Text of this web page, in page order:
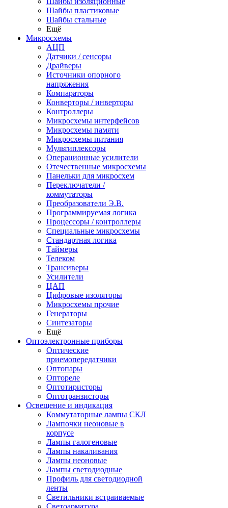
Шайбы пластиковые
Шайбы стальные
Ещё
Микросхемы
АЦП
Датчики / сенсоры
Драйверы
Источники опорного
напряжения
Компараторы
Конверторы / инверторы
Контроллеры
Микросхемы интерфейсов
Микросхемы памяти
Микросхемы питания
Мультиплексоры
Операционные усилители
Отечественные микросхемы
Панельки для микросхем
Переключатели /
коммутаторы
Преобразователи Э.В.
Программируемая логика
Процессоры / контроллеры
Специальные микросхемы
Стандартная логика
Таймеры
Телеком
Трансиверы
Усилители
ЦАП
Цифровые изоляторы
Микросхемы прочие
Генераторы
Синтезаторы
Ещё
Оптоэлектронные приборы
Оптические
приемопередатчики
Оптопары
Оптореле
Оптотиристоры
Оптотранзисторы
Освещение и индикация
Коммутаторные лампы СКЛ
Лампочки неоновые в
корпусе
Лампы галогеновые
Лампы накаливания
Лампы неоновые
Лампы светодиодные
Профиль для светодиодной
ленты
Светильники встраиваемые
Светоарматура